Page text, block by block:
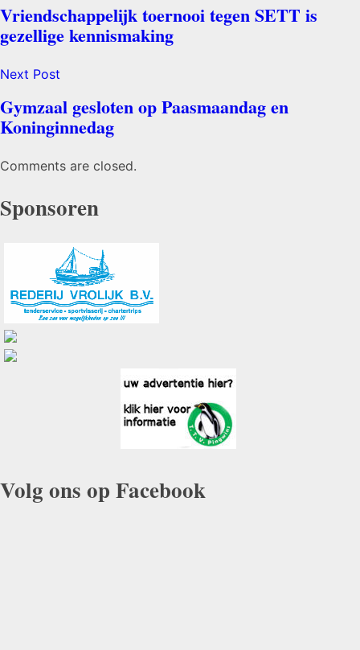
Vriendschappelijk toernooi tegen SETT is
gezellige kennismaking
Next Post
Gymzaal gesloten op Paasmaandag en
Koninginnedag
Comments are closed.
Sponsoren
Volg ons op Facebook